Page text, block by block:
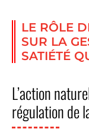
LE RÔLE
SUR LA
SATIÉTÉ
L’action
régulation de